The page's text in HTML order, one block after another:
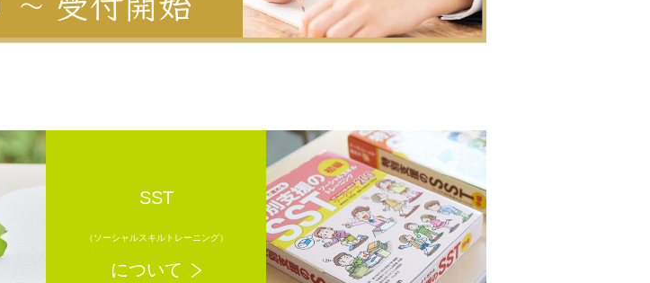
SST
（ソーシャルスキルトレーニング）
について